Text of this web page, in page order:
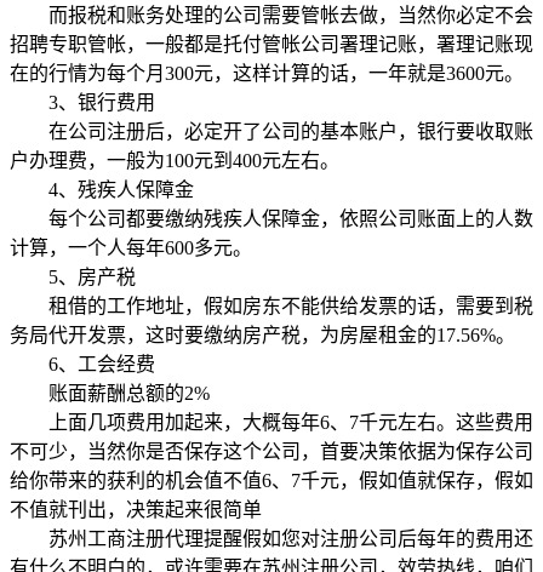
而报税和账务处理的公司需要管帐去做，当然你必定不会
招聘专职管帐，一般都是托付管帐公司署理记账，署理记账现
在的行情为每个月300元，这样计算的话，一年就是3600元。
3、银行费用
在公司注册后，必定开了公司的基本账户，银行要收取账
户办理费，一般为100元到400元左右。
4、残疾人保障金
每个公司都要缴纳残疾人保障金，依照公司账面上的人数
计算，一个人每年600多元。
5、房产税
租借的工作地址，假如房东不能供给发票的话，需要到税
务局代开发票，这时要缴纳房产税，为房屋租金的17.56%。
6、工会经费
账面薪酬总额的2%
上面几项费用加起来，大概每年6、7千元左右。这些费用
不可少，当然你是否保存这个公司，首要决策依据为保存公司
给你带来的获利的机会值不值6、7千元，假如值就保存，假如
不值就刊出，决策起来很简单
苏州工商注册代理提醒假如您对注册公司后每年的费用还
有什么不明白的，或许需要在苏州注册公司，效劳热线，咱们